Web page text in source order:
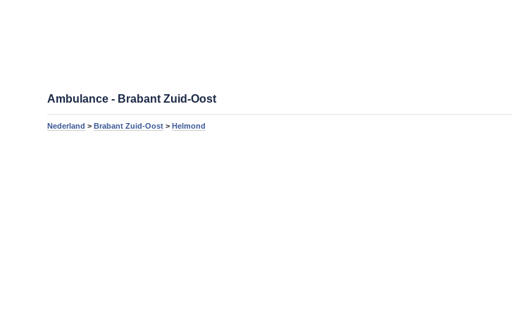
Ambulance - Brabant Zuid-Oost
Nederland >Brabant Zuid-Oost >Helmond